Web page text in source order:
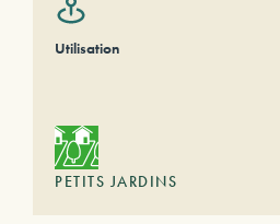
Utilisation
PETITS JARDINS